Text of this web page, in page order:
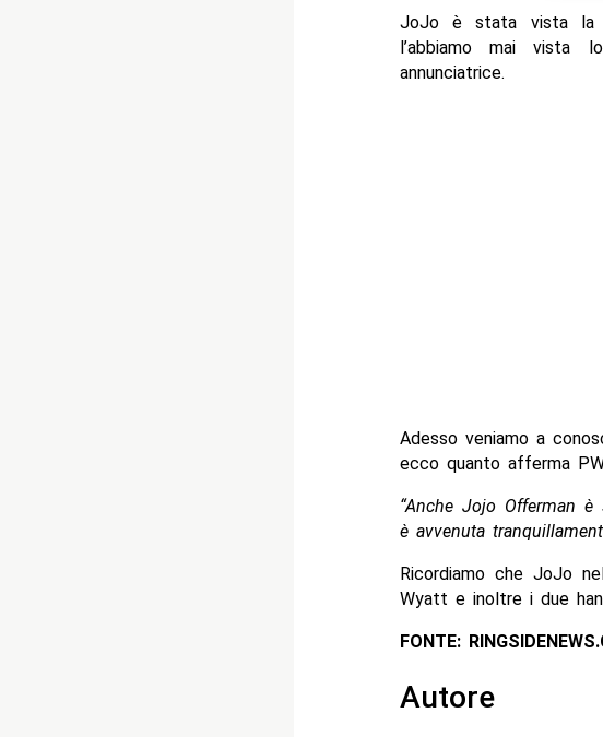
JoJo è stata vista la
l’abbiamo mai vista
annunciatrice.
Adesso veniamo a
ecco quanto afferma
“Anche Jojo Offerman
è avvenuta
Ricordiamo che JoJo
Wyatt e inoltre i due
FONTE:
Autore